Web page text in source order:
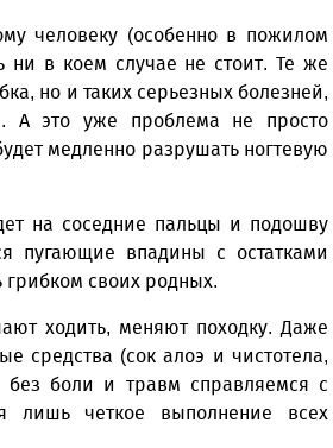
человеку (особенно в пожилом
ни в коем случае не стоит. Те же
но и таких серьезных болезней,
А это уже проблема не просто
медленно разрушать ногтевую
на соседние пальцы и подошву
пугающие впадины с остатками
своих родных.
ходить, меняют походку. Даже
средства (сок алоэ и чистотела,
без боли и травм справляемся с
лишь четкое выполнение всех